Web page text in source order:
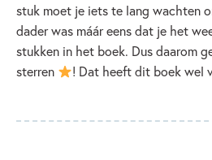
stuk moet je iets te lang wachten
dader was máár eens dat je het
stukken in het boek. Dus daarom
sterren
! Dat heeft dit boek wel